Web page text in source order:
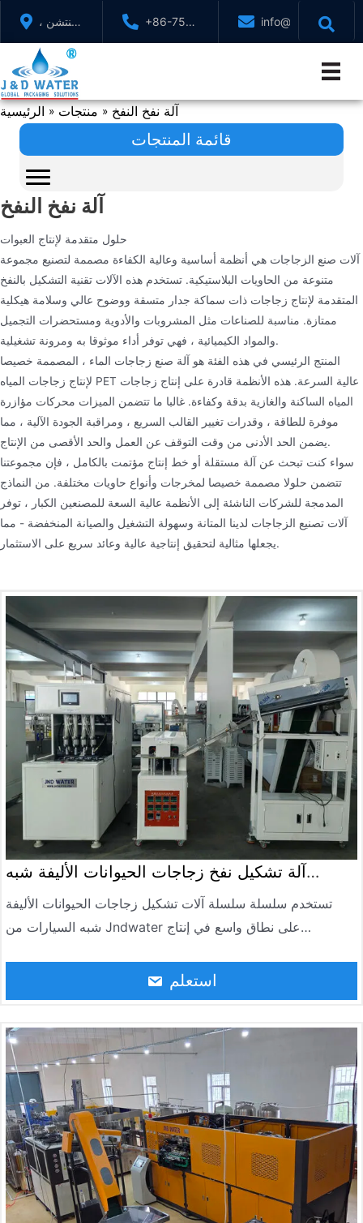
شنتشن ،
قوانغدونغ
، الصين
+86-755-
88321071
info@jndwater.com
الرئيسية » منتجات » آلة نفخ النفخ
قائمة المنتجات
آلة نفخ النفخ
حلول متقدمة لإنتاج العبوات
آلات صنع الزجاجات هي أنظمة أساسية وعالية الكفاءة مصممة لتصنيع مجموعة
متنوعة من الحاويات البلاستيكية. تستخدم هذه الآلات تقنية التشكيل بالنفخ
المتقدمة لإنتاج زجاجات ذات سماكة جدار متسقة ووضوح عالي وسلامة هيكلية
ممتازة. مناسبة للصناعات مثل المشروبات والأدوية ومستحضرات التجميل
والمواد الكيميائية ، فهي توفر أداء موثوقا به ومرونة تشغيلية.
المنتج الرئيسي في هذه الفئة هو آلة صنع زجاجات الماء ، المصممة خصيصا
لإنتاج زجاجات المياه PET عالية السرعة. هذه الأنظمة قادرة على إنتاج زجاجات
المياه الساكنة والغازية بدقة وكفاءة. غالبا ما تتضمن الميزات محركات مؤازرة
موفرة للطاقة ، وقدرات تغيير القالب السريع ، ومراقبة الجودة الآلية ، مما
يضمن الحد الأدنى من وقت التوقف عن العمل والحد الأقصى من الإنتاج.
سواء كنت تبحث عن آلة مستقلة أو خط إنتاج مؤتمت بالكامل ، فإن مجموعتنا
تتضمن حلولا مصممة خصيصا لمخرجات وأنواع حاويات مختلفة. من النماذج
المدمجة للشركات الناشئة إلى الأنظمة عالية السعة للمصنعين الكبار ، توفر
آلات تصنيع الزجاجات لدينا المتانة وسهولة التشغيل والصيانة المنخفضة - مما
يجعلها مثالية لتحقيق إنتاجية عالية وعائد سريع على الاستثمار.
آلة تشكيل نفخ زجاجات الحيوانات الأليفة شبه
أوتوماتيكية
تستخدم سلسلة سلسلة آلات تشكيل زجاجات الحيوانات الأليفة
شبه السيارات من Jndwater على نطاق واسع في إنتاج
الكيميائية اليومية، وحاويات مستحضرات التجميل، كما تستخدم
لصنع البرطمانات وحاويات التعبئة الساخنة، وهي مناسبة لإنتاج
زجاجات المياه المعدنية. زجاجات المشروبات، زجاجات الزيت،
زجاجات التجميل، زجاجات المبيدات الحشرية، زجاجات الأدوية.
استعلم